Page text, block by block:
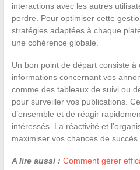
interactions avec les autres
perdre. Pour optimiser cette
stratégies adaptées à chaque
une cohérence globale.
Un bon point de départ consiste à
informations concernant vos
comme des tableaux de suivi ou
pour surveiller vos publications.
d’ensemble et de réagir
intéressés. La réactivité et
maximiser vos chances de succès.
A lire aussi : Comment gérer